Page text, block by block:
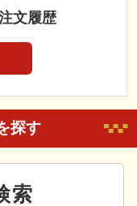
文履歴
探す
索